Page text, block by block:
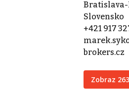
Bratislava-
Slovensko
+421 917
brokers.cz
Zobraz